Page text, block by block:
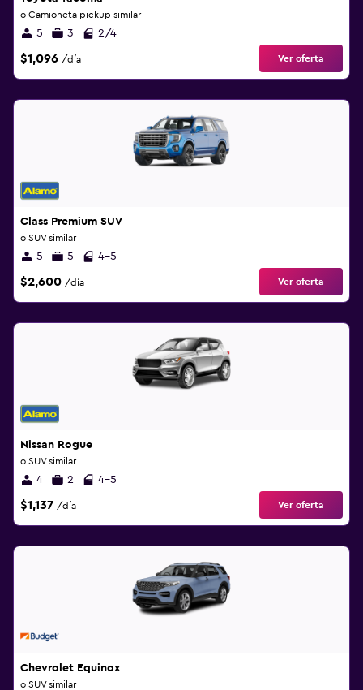
o Camioneta pickup similar
5 3 2/4
$1,096 /día Ver oferta
Class Premium SUV
o SUV similar
5 5 4-5
$2,600 /día Ver oferta
Nissan Rogue
o SUV similar
4 2 4-5
$1,137 /día Ver oferta
Chevrolet Equinox
o SUV similar